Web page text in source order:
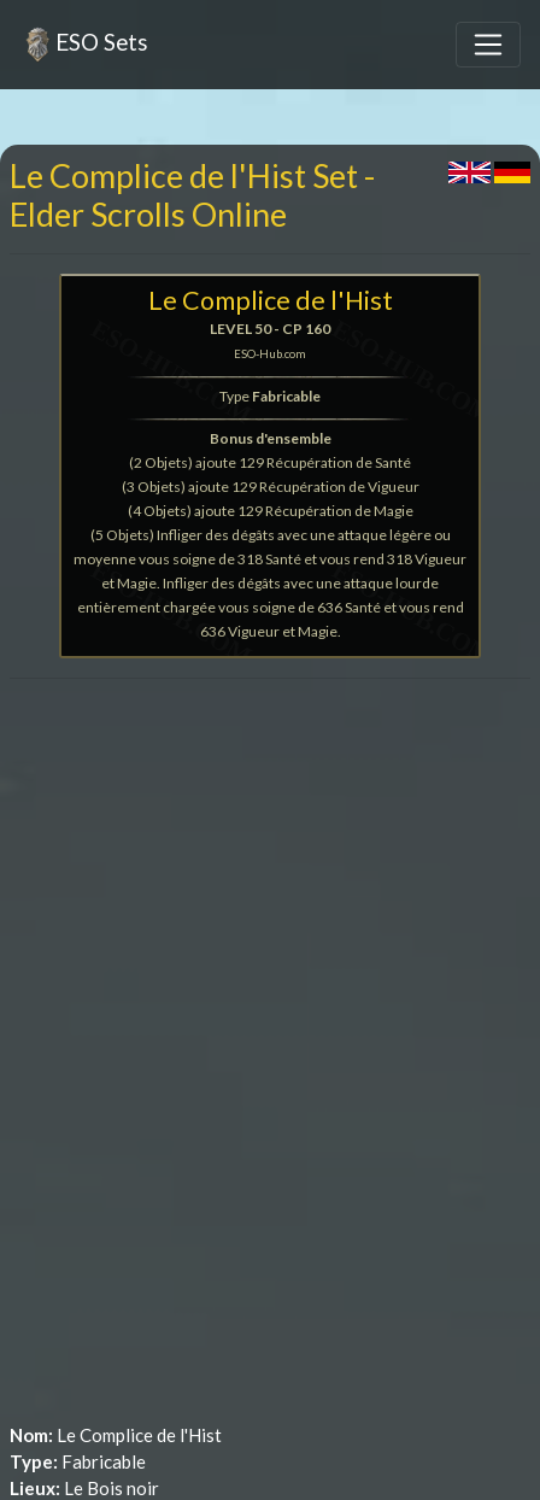
ESO Sets
Le Complice de l'Hist Set -
Elder Scrolls Online
Le Complice de l'Hist
LEVEL 50 - CP 160
ESO-Hub.com
Type Fabricable
Bonus d'ensemble
(2 Objets) ajoute 129 Récupération de Santé
(3 Objets) ajoute 129 Récupération de Vigueur
(4 Objets) ajoute 129 Récupération de Magie
(5 Objets) Infliger des dégâts avec une attaque légère ou
moyenne vous soigne de 318 Santé et vous rend 318 Vigueur
et Magie. Infliger des dégâts avec une attaque lourde
entièrement chargée vous soigne de 636 Santé et vous rend
636 Vigueur et Magie.
Nom: Le Complice de l'Hist
Type: Fabricable
Lieux: Le Bois noir